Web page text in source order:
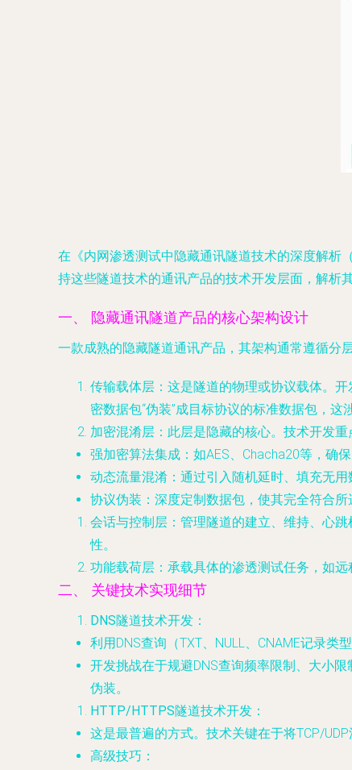
在《内网渗透测试中隐藏通讯隧道技术的深度解析
持这些隧道技术的通讯产品的技术开发层面，解析
一、 隐藏通讯隧道产品的核心架构设计
一款成熟的隐藏隧道通讯产品，其架构通常遵循分
传输载体层 ：这是隧道的物理或协议载体。
密数据包“伪装”成目标协议的标准数据包，这
加密混淆层 ：此层是隐藏的核心。技术开发重
强加密算法集成 ：如AES、Chacha20等，确
动态流量混淆 ：通过引入随机延时、填充无
协议伪装 ：深度定制数据包，使其完全符合
会话与控制层 ：管理隧道的建立、维持、心
性。
功能载荷层 ：承载具体的渗透测试任务，如
二、 关键技术实现细节
DNS隧道技术开发 ：
利用DNS查询（TXT、NULL、CNAME记录
开发挑战在于规避DNS查询频率限制、大小
伪装。
HTTP/HTTPS隧道技术开发 ：
这是最普遍的方式。技术关键在于将TCP/
高级技巧 ：